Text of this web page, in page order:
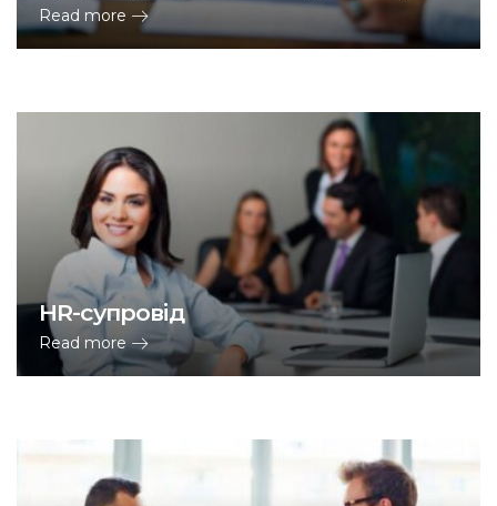
Read more
HR-супровід
Read more